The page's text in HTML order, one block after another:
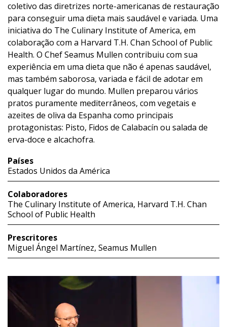
coletivo das diretrizes norte-americanas de restauração
para conseguir uma dieta mais saudável e variada. Uma
iniciativa do The Culinary Institute of America, em
colaboração com a Harvard T.H. Chan School of Public
Health. O Chef Seamus Mullen contribuiu com sua
experiência em uma dieta que não é apenas saudável,
mas também saborosa, variada e fácil de adotar em
qualquer lugar do mundo. Mullen preparou vários
pratos puramente mediterrâneos, com vegetais e
azeites de oliva da Espanha como principais
protagonistas: Pisto, Fidos de Calabacín ou salada de
erva-doce e alcachofra.
Países
Estados Unidos da América
Colaboradores
The Culinary Institute of America, Harvard T.H. Chan
School of Public Health
Prescritores
Miguel Ángel Martínez, Seamus Mullen